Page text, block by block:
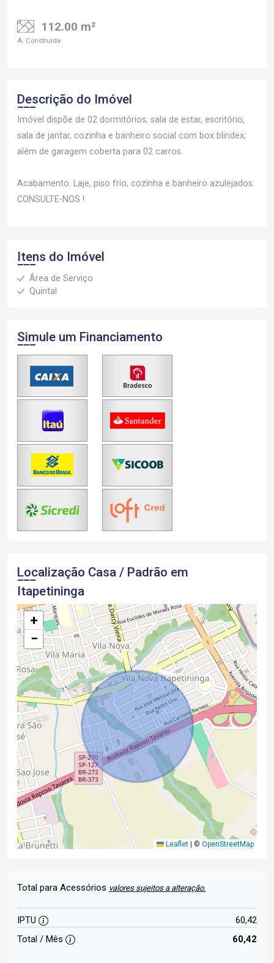
112.00 m²
A. Construída
Descrição do Imóvel
Imóvel dispõe de 02 dormitórios, sala de estar, escritório,
sala de jantar, cozinha e banheiro social com box blindex;
além de garagem coberta para 02 carros.
Acabamento: Laje, piso frio, cozinha e banheiro azulejados.
CONSULTE-NOS !
Itens do Imóvel
Área de Serviço
Quintal
Simule um Financiamento
Localização Casa / Padrão em
Itapetininga
+
−
Leaflet © OpenStreetMap
Total para Acessórios valores sujeitos a alteração.
IPTU
60,42
Total / Mês
60,42